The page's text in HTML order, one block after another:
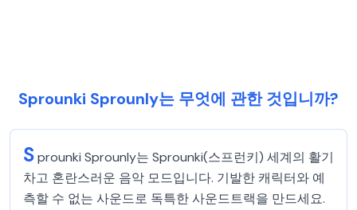
Sprounki Sprounly는 무엇에 관한 것입니까?
Sprounki Sprounly는 Sprounki(스프런키) 세계의 활기
차고 혼란스러운 음악 모드입니다. 기발한 캐릭터와 예
측할 수 없는 사운드로 독특한 사운드트랙을 만드세요.